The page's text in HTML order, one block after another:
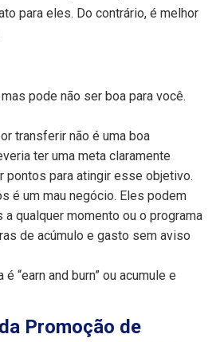
para eles. Do contrário, é melhor
pode não ser boa para você.
transferir não é uma boa
ter uma meta claramente
pontos para atingir esse objetivo.
é um mau negócio. Eles podem
qualquer momento ou o programa
de acúmulo e gasto sem aviso
“earn and burn” ou acumule e
Promoção de